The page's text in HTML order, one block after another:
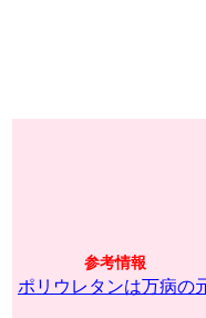
参考情報
ポリウレタンは万病の